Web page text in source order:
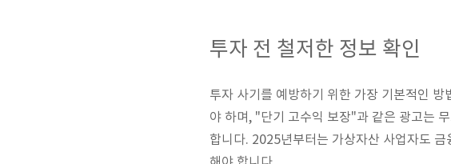
투자 전 철저한 정보 확인
투자 사기를 예방하기 위한 가장 기본적인
야 하며, "단기 고수익 보장"과 같은 광고는
합니다. 2025년부터는 가상자산 사업자도